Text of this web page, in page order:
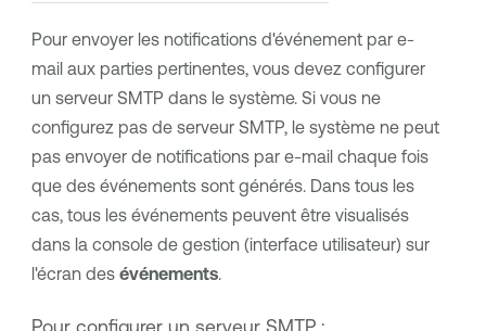
Pour envoyer les notifications d'événement par e-
mail aux parties pertinentes, vous devez configurer
un serveur SMTP dans le système. Si vous ne
configurez pas de serveur SMTP, le système ne peut
pas envoyer de notifications par e-mail chaque fois
que des événements sont générés. Dans tous les
cas, tous les événements peuvent être visualisés
dans la console de gestion (interface utilisateur) sur
l'écran des événements.
Pour configurer un serveur SMTP :